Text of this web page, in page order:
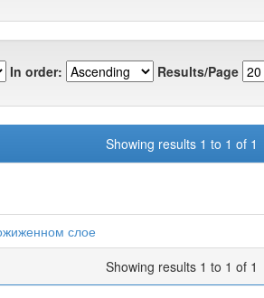
In order: Results/Page
Showing results 1 to 1 of 1
слое
Showing results 1 to 1 of 1